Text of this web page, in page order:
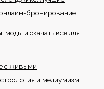
бронирование
и скачать всё для
с живыми
и медиумизм